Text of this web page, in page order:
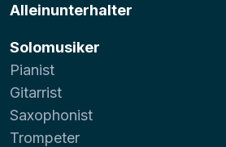
Alleinunterhalter
Solomusiker
Pianist
Gitarrist
Saxophonist
Trompeter